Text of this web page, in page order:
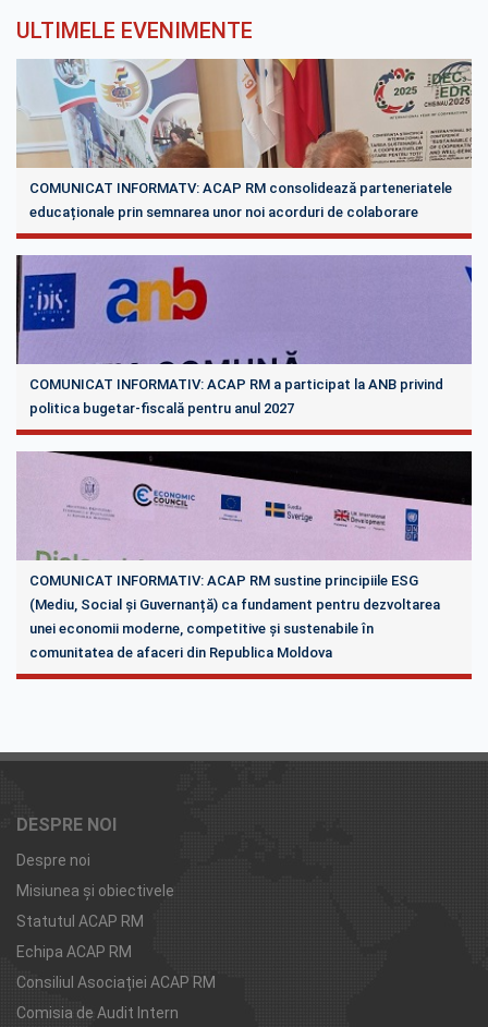
ULTIMELE EVENIMENTE
COMUNICAT INFORMATV: ACAP RM consolidează parteneriatele
educaționale prin semnarea unor noi acorduri de colaborare
COMUNICAT INFORMATIV: ACAP RM a participat la ANB privind
politica bugetar-fiscală pentru anul 2027
COMUNICAT INFORMATIV: ACAP RM sustine principiile ESG
(Mediu, Social și Guvernanță) ca fundament pentru dezvoltarea
unei economii moderne, competitive și sustenabile în
comunitatea de afaceri din Republica Moldova
DESPRE NOI
Despre noi
Misiunea şi obiectivele
Statutul ACAP RM
Echipa ACAP RM
Consiliul Asociației ACAP RM
Comisia de Audit Intern